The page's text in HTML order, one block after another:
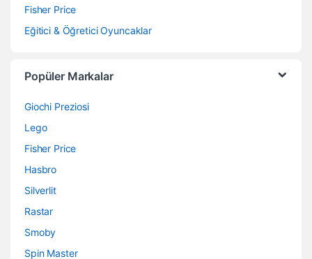
Fisher Price
Eğitici & Öğretici Oyuncaklar
Popüler Markalar
Giochi Preziosi
Lego
Fisher Price
Hasbro
Silverlit
Rastar
Smoby
Spin Master